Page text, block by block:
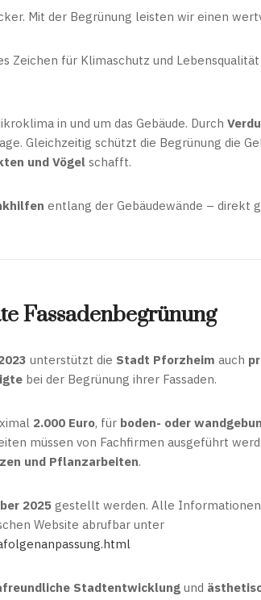
Mit der Begrünung leisten wir einen
Zeichen für Klimaschutz und
in und um das Gebäude. Durch
Gleichzeitig schützt die Begrünung die
und Vögel schafft.
entlang der Gebäudewände – direkt
Fassadenbegrünung
unterstützt die Stadt Pforzheim auch
bei der Begrünung ihrer Fassaden.
2.000 Euro, für boden- oder
müssen von Fachfirmen ausgeführt
und Pflanzarbeiten.
2025 gestellt werden. Alle Informationen
Website abrufbar unter
Stadtentwicklung und